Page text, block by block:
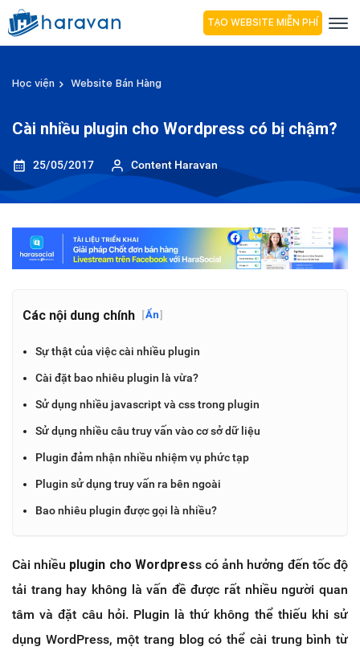
TẠO WEBSITE MIỄN PHÍ
Học viện Website Bán Hàng
Cài nhiều plugin cho Wordpress có bị chậm?
25/05/2017 Content Haravan
Các nội dung chính [Ẩn]
Sự thật của việc cài nhiều plugin
Cài đặt bao nhiêu plugin là vừa?
Sử dụng nhiều javascript và css trong plugin
Sử dụng nhiều câu truy vấn vào cơ sở dữ liệu
Plugin đảm nhận nhiều nhiệm vụ phức tạp
Plugin sử dụng truy vấn ra bên ngoài
Bao nhiêu plugin được gọi là nhiều?
Cài nhiều plugin cho Wordpress có ảnh hưởng đến tốc độ
tải trang hay không là vấn đề được rất nhiều người quan
tâm và đặt câu hỏi. Plugin là thứ không thể thiếu khi sử
dụng WordPress, một trang blog có thể cài trung bình từ